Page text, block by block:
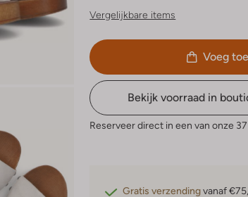
Vergelijkbare items
Voeg toe
Bekijk voorraad in
Reserveer direct in een van onze
Gratis verzendingvanaf